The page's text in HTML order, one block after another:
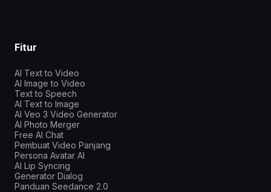
Fitur
AI Text to Video
AI Image to Video
Text to Speech
AI Text to Image
AI Veo 3 Video Generator
AI Photo Merger
Free AI Chat
Pembuat Video Panjang
Persona Avatar AI
AI Lip Syncing
Generator Dialog
Panduan Seedance 2.0